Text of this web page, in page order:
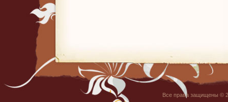
Все права защищены ©